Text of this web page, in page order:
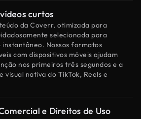
curtos
da Coverr, otimizada para
selecionada para
Nossos formatos
com dispositivos móveis ajudam
nos primeiros três segundos e a
visual nativa do TikTok, Reels e
e Direitos de Uso